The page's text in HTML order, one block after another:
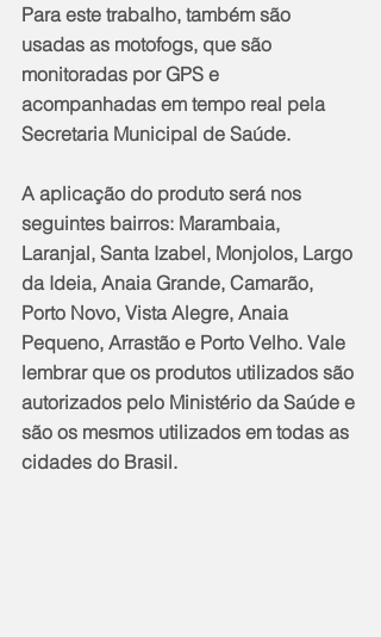
Para este trabalho, também são
usadas as motofogs, que são
monitoradas por GPS e
acompanhadas em tempo real pela
Secretaria Municipal de Saúde.
A aplicação do produto será nos
seguintes bairros: Marambaia,
Laranjal, Santa Izabel, Monjolos, Largo
da Ideia, Anaia Grande, Camarão,
Porto Novo, Vista Alegre, Anaia
Pequeno, Arrastão e Porto Velho. Vale
lembrar que os produtos utilizados são
autorizados pelo Ministério da Saúde e
são os mesmos utilizados em todas as
cidades do Brasil.